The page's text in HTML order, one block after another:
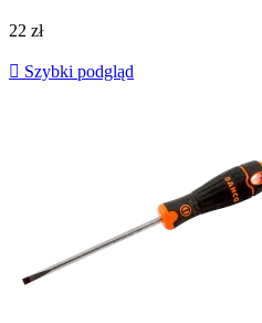
22 zł
 Szybki podgląd